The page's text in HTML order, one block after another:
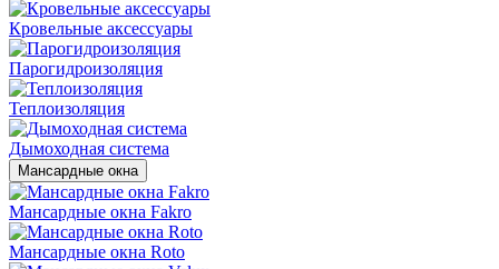
Кровельные аксессуары
Парогидроизоляция
Теплоизоляция
Дымоходная система
Мансардные окна
Мансардные окна Fakro
Мансардные окна Roto